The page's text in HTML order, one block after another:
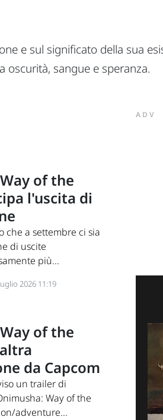
e sul significato della sua
oscurità, sangue e speranza.
of the
l'uscita di
che a settembre ci sia
di uscite
più...
2026 11:19
of the
da Capcom
un trailer di
Way of the
adventure...
ADV